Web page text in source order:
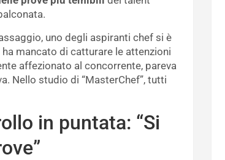
uno degli aspiranti chef si è
ha mancato di catturare le attenzioni
affezionato al concorrente, pareva
Nello studio di “MasterChef”, tutti
in puntata: “Si